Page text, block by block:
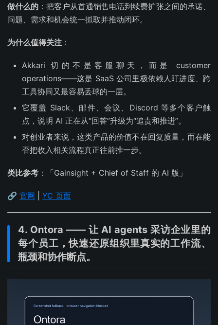
做什么的 ：把客户从首通销售电话到续费扩张之间的承诺、
问题、需求和机会统一抓取并推动闭环。
为什么值得关注 ：
Akkari 切的不是客服聊天，而是 customer
operations——这是 SaaS 公司里极依赖人盯进度、跨
工具协同又最容易丢球的一层。
它覆盖 Slack、邮件、会议、Discord 等多个客户触
点，说明 AI 正在从“回答”升级为“追责和推进”。
对创业者来说，这类产品的价值不在回复质量，而在能
否把收入相关流程真正往前推一步。
类比参考 ：「Gainsight + Chief of Staff 的 AI 版」
🔗 官网 YC 页面
4. Ontora —— 让 AI agents 采访企业里的
每个员工，快速还原组织里真实的工作流、
瓶颈和协作断点。